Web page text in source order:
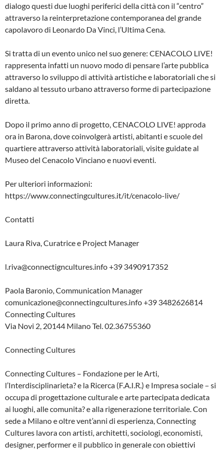
dialogo questi due luoghi periferici della città con il “centro”
attraverso la reinterpretazione contemporanea del grande
capolavoro di Leonardo Da Vinci, l’Ultima Cena.
Si tratta di un evento unico nel suo genere: CENACOLO LIVE!
rappresenta infatti un nuovo modo di pensare l’arte pubblica
attraverso lo sviluppo di attività artistiche e laboratoriali che si
saldano al tessuto urbano attraverso forme di partecipazione
diretta.
Dopo il primo anno di progetto, CENACOLO LIVE! approda
ora in Barona, dove coinvolgerà artisti, abitanti e scuole del
quartiere attraverso attività laboratoriali, visite guidate al
Museo del Cenacolo Vinciano e nuovi eventi.
Per ulteriori informazioni:
https://www.connectingcultures.it/it/cenacolo-live/
Contatti
Laura Riva, Curatrice e Project Manager
l.riva@connectigncultures.info +39 3490917352
Paola Baronio, Communication Manager
comunicazione@connectingcultures.info +39 3482626814
Connecting Cultures
Via Novi 2, 20144 Milano Tel. 02.36755360
Connecting Cultures
Connecting Cultures – Fondazione per le Arti,
l’Interdisciplinarieta? e la Ricerca (F.A.I.R.) e Impresa sociale – si
occupa di progettazione culturale e arte partecipata dedicata
ai luoghi, alle comunita? e alla rigenerazione territoriale. Con
sede a Milano e oltre vent’anni di esperienza, Connecting
Cultures lavora con artisti, architetti, sociologi, economisti,
designer, performer e il pubblico in generale con obiettivi